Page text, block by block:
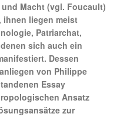
Macht (vgl. Foucault)
ihnen liegen meist
Patriarchat,
sich auch ein
Dessen
von Philippe
Essay
Ansatz
zur